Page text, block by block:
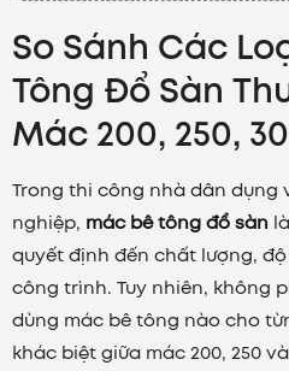
So Sánh Các
Tông Đổ Sàn
Mác 200, 250,
Trong thi công nhà dân dụng
nghiệp, mác bê tông đổ sàn
quyết định đến chất lượng,
công trình. Tuy nhiên, không
dùng mác bê tông nào cho
khác biệt giữa mác 200, 250